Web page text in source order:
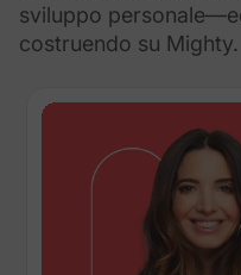
sviluppo
costruendo su Mighty.